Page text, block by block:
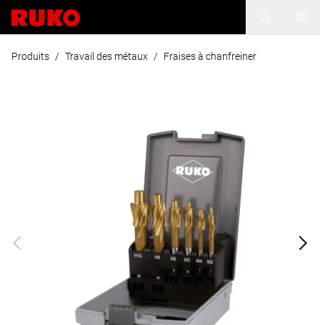
Produits / Travail des métaux / Fraises à chanfreiner